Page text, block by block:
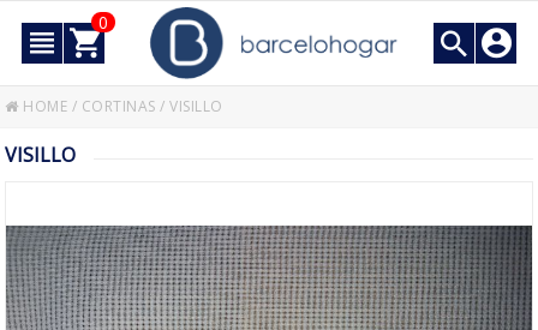
0
HOME / CORTINAS /VISILLO
VISILLO